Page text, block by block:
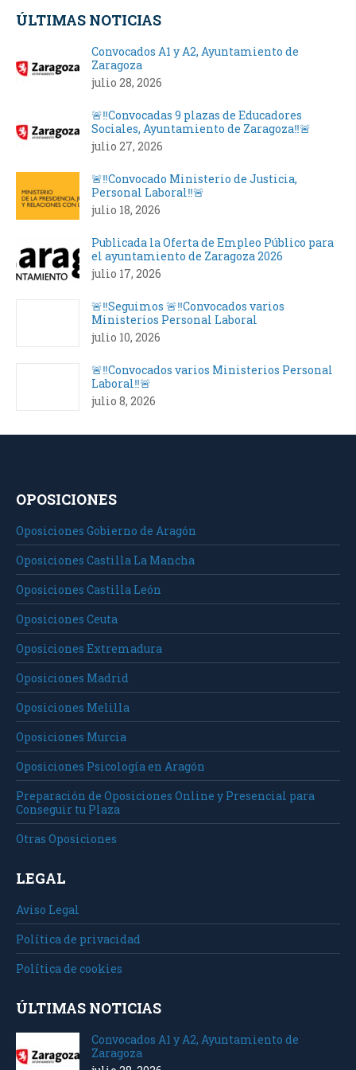
ÚLTIMAS NOTICIAS
Convocados A1 y A2, Ayuntamiento de
Zaragoza
julio 28, 2026
🚨‼️Convocadas 9 plazas de Educadores
Sociales, Ayuntamiento de Zaragoza‼️🚨
julio 27, 2026
🚨‼️Convocado Ministerio de Justicia,
Personal Laboral‼️🚨
julio 18, 2026
Publicada la Oferta de Empleo Público para
el ayuntamiento de Zaragoza 2026
julio 17, 2026
🚨‼️Seguimos 🚨‼️Convocados varios
Ministerios Personal Laboral
julio 10, 2026
🚨‼️Convocados varios Ministerios Personal
Laboral‼️🚨
julio 8, 2026
OPOSICIONES
Oposiciones Gobierno de Aragón
Oposiciones Castilla La Mancha
Oposiciones Castilla León
Oposiciones Ceuta
Oposiciones Extremadura
Oposiciones Madrid
Oposiciones Melilla
Oposiciones Murcia
Oposiciones Psicología en Aragón
Preparación de Oposiciones Online y Presencial para
Conseguir tu Plaza
Otras Oposiciones
LEGAL
Aviso Legal
Política de privacidad
Política de cookies
ÚLTIMAS NOTICIAS
Convocados A1 y A2, Ayuntamiento de
Zaragoza